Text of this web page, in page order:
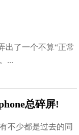
出了一个不算“正常
...
总碎屏!
不少都是过去的同